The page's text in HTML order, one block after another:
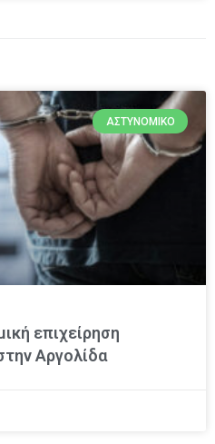
ΑΣΤΥΝΟΜΙΚΌ
επιχείρηση
Αργολίδα